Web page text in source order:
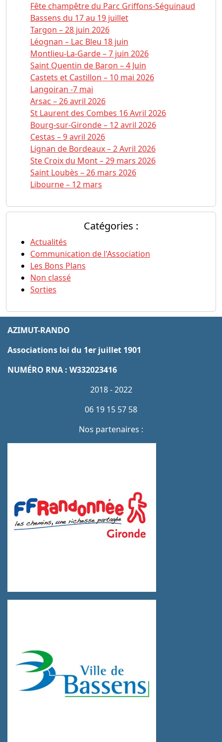
Fête champêtre du Parc Griffons-Séguinaud
Bassens du 17 au 19 juillet
Targon – 28 juin 2026
Léognan – Lac Bleu 18 juin
Montlieu-La-Garde – 7 juin 2026
Saint Quentin de Baron – 4 Juin
Castets et Castillon – 10 mai 2026
Langoiran -7 mai
Arsac – 26 avril 2026
St Laurent des Combes 16 Avril 2026
Bourg-sur-Gironde – 12 avril 2026
Cestas – 9 avril 2026
Lignan de Bordeaux – 2 Avril 2026
Ste Croix du Mont – 29 mars 2026
Saint Loubès – 26 mars 2026
Libourne – 12 mars
Catégories :
Actualités
Communication de l'Association
Les Bons Plans
Non classé
Sorties
AZIMUT-RANDO
Associations loi du 1er juillet 1901
NUMÉRO RNA : W332023416
2018 - 2022
06 19 15 57 58
Nos partenaires :